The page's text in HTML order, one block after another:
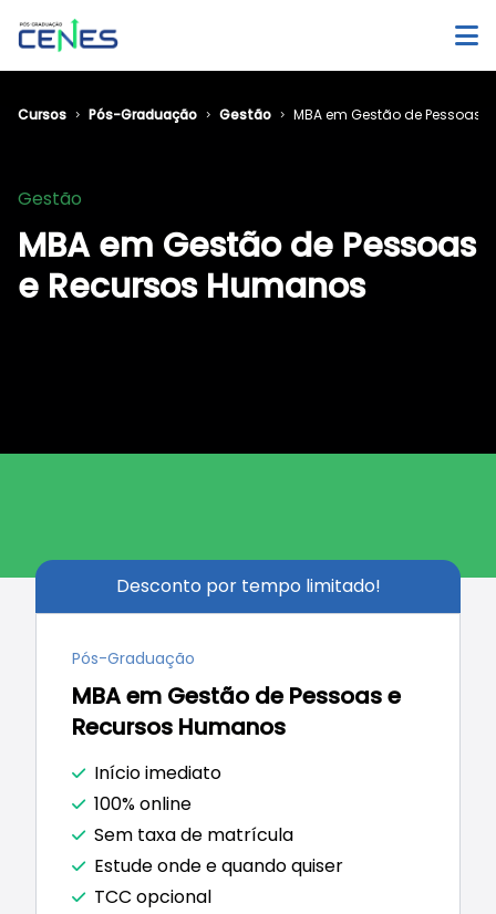
Cursos Pós-Graduação Gestão MBA em Gestão de Pessoas
Gestão
MBA em Gestão de Pessoas
e Recursos Humanos
Coordenador Geral:
Armesto
Coordenador Técnico/Científico:
Desconto por tempo limitado!
Pós-Graduação
MBA em Gestão de Pessoas e
Recursos Humanos
Início imediato
100% online
Sem taxa de matrícula
Estude onde e quando quiser
TCC opcional